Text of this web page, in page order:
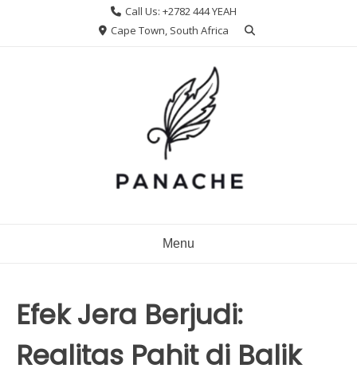
Call Us: +2782 444 YEAH
Cape Town, South Africa
Menu
Efek Jera Berjudi:
Realitas Pahit di Balik